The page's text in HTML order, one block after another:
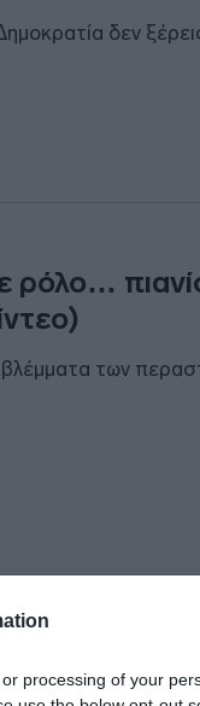
processing of your
δεν
ρόλο…
των
που μπορεί